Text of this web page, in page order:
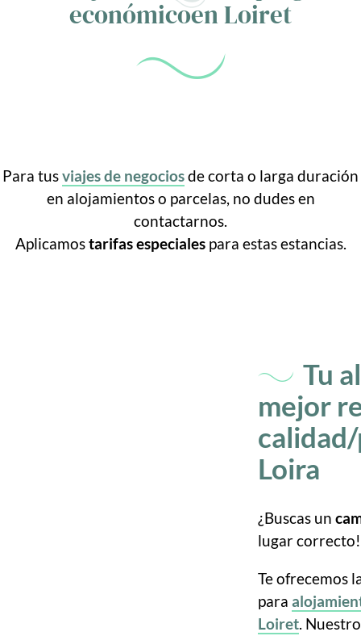
económicoen Loiret
Para tusviajes de negociosde corta o larga duración
en alojamientos o parcelas, no dudes en
contactarnos.
Aplicamostarifas especialespara estas estancias.
Tu alojamiento con la
mejor
Loira
¿Buscas un
lugar correcto!
Te ofrecemos
para
Loiret.